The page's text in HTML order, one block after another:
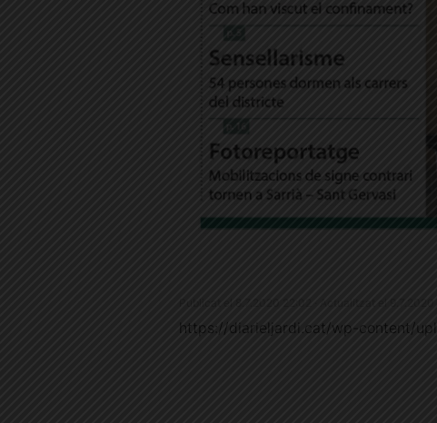
https://diarieljardi.cat/wp-content/